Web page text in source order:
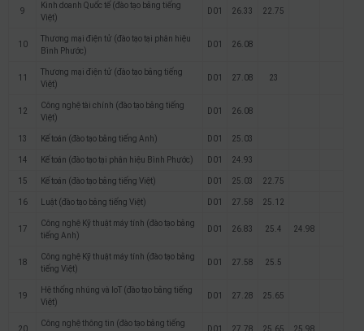
9
Kinh doanh Quốc tế (đào tạo bằng tiếng
Việt)
D01 26.33 22.75
10
Thương mại điện tử (đào tạo tại phân hiệu
Bình Phước)
D01 26.08
11
Thương mại điện tử (đào tạo bằng tiếng
Việt)
D01 27.08 23
12
Công nghệ tài chính (đào tạo bằng tiếng
Việt)
D01 26.08
13 Kế toán (đào tạo bằng tiếng Anh) D01 25.03
14 Kế toán (đào tạo tại phân hiệu Bình Phước) D01 24.93
15 Kế toán (đào tạo bằng tiếng Việt) D01 25.03 22.75
16 Luật (đào tạo bằng tiếng Việt) D01 27.58 25.12
17
Công nghệ Kỹ thuật máy tính (đào tạo bằng
tiếng Anh)
D01 26.83 25.4 24.98
18
Công nghệ Kỹ thuật máy tính (đào tạo bằng
tiếng Việt)
D01 27.58 25.5
19
Hệ thống nhúng và IoT (đào tạo bằng tiếng
Việt)
D01 27.28 25.65
20
Công nghệ thông tin (đào tạo bằng tiếng
D01 27.78 25.65 25.98